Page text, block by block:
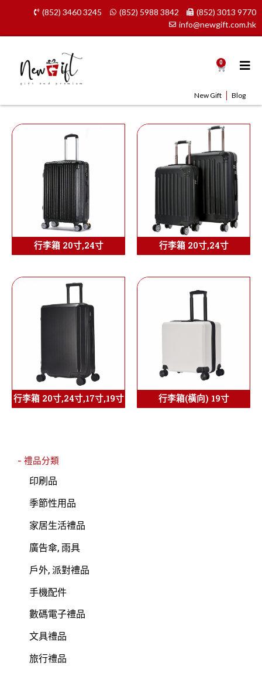
content
(852) 3460 3245 (852) 5988 3842
(852) 3013 9770
info@newgift.com.hk
0 Cart
New Gift Blog
- 禮品分類
印刷品
季節性用品
家居生活禮品
廣告傘, 雨具
戶外, 派對禮品
手機配件
數碼電子禮品
文具禮品
旅行禮品
行李箱 20寸,24寸 行李箱 20寸,24寸
行李箱 20寸,24寸,17寸,19寸 行李箱(橫向) 19寸